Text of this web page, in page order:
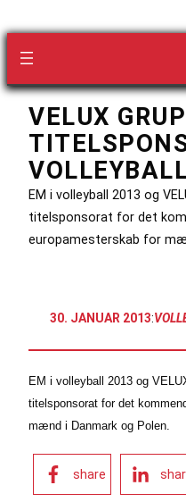
VELUX
EM i volleyball 2013 og
titelsponsorat for det
europamesterskab for
30. JANUAR 2013:
EM i volleyball 2013 og
titelsponsorat for det
mænd i Danmark og Polen.
share